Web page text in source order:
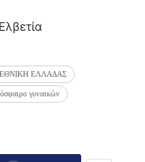
ΕΘΝΙΚΗ ΕΛΛΑΔΑΣ
γυναικών